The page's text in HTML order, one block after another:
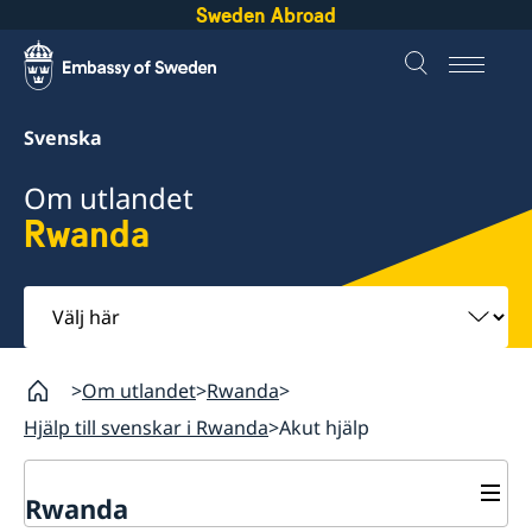
Sweden Abroad
Svenska
Om utlandet
Rwanda
Välj
här
Om utlandet Rwanda
Hjälp till svenskar i Rwanda Akut hjälp
Rwanda